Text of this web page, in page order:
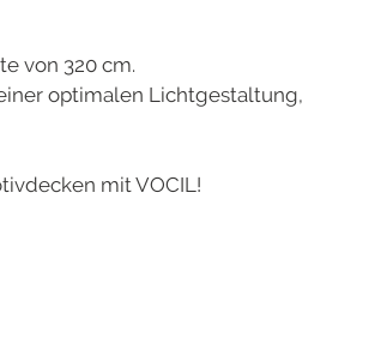
von 320 cm.
optimalen Lichtgestaltung,
mit VOCIL!